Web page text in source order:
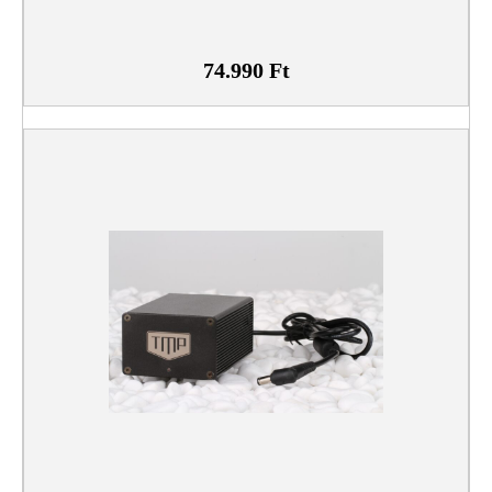
74.990 Ft